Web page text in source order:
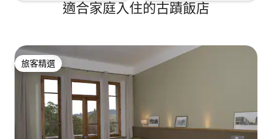
適合家庭入住的古蹟飯店
旅客精選
旅客精選